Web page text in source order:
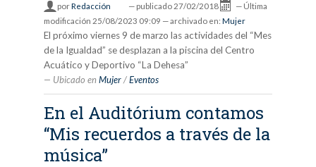
porRedacción — publicado 27/02/2018 — Última
modificación 25/08/2023 09:09 — archivado en: Mujer
El próximo viernes 9 de marzo las actividades del “Mes
de la Igualdad” se desplazan a la piscina del Centro
Acuático y Deportivo “La Dehesa”
Ubicado en Mujer /Eventos
En el Auditórium contamos
“Mis recuerdos a través de la
música”